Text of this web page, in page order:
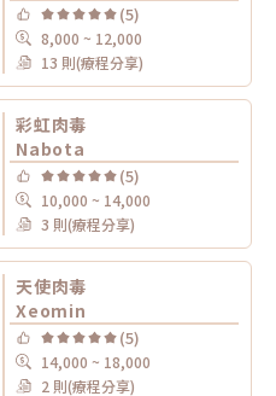
(5)
8,000 ~ 12,000
13 則(療程分享)
彩虹肉毒
Nabota
(5)
10,000 ~ 14,000
3 則(療程分享)
天使肉毒
Xeomin
(5)
14,000 ~ 18,000
2 則(療程分享)